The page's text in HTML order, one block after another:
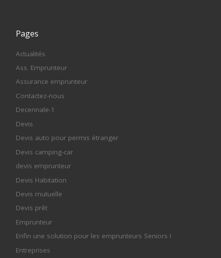
Pages
Actualités
Ass. Emprunteur
Assurance emprunteur
Contactez-nous
Decennale-1
Devis
Devis auto pour permis étranger
Devis camping-car
devis emprunteur
Devis Habitation
Devis mutuelle
Devis prêt
Emprunteur
Enfin une solution pour les emprunteurs Seniors !
Entreprises